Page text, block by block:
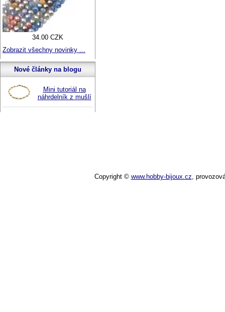
34.00 CZK
Zobrazit všechny novinky ...
Nové články na blogu
Mini tutoriál na
náhrdelník z mušlí
Copyright © www.hobby-bijoux.cz